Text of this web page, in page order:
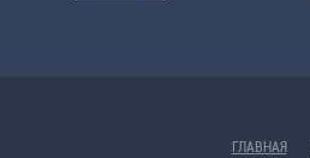
ГЛАВНАЯ